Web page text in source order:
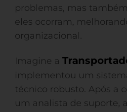
problemas, mas
eles ocorram,
organizacional.
Imagine a
implementou um
técnico robusto. Após a
um analista de suporte,